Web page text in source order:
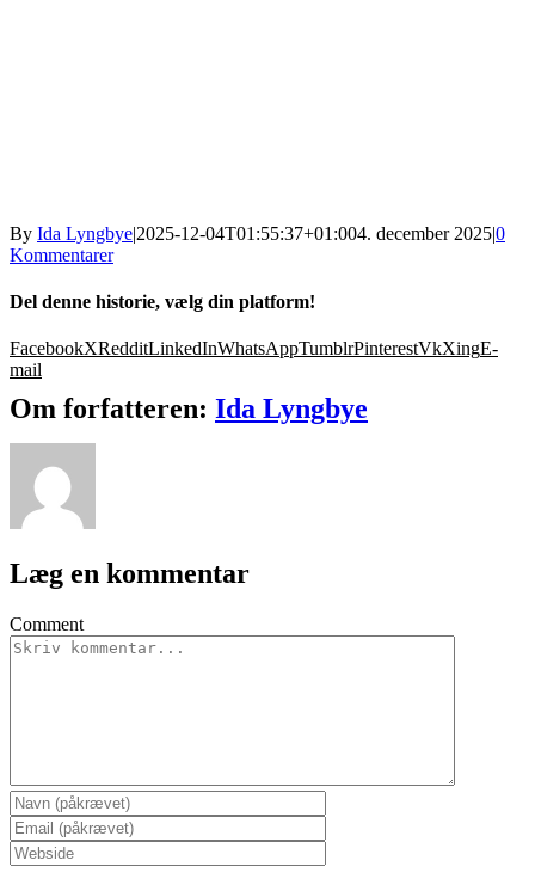
By Ida Lyngbye|2025-12-04T01:55:37+01:004. december 2025|0
Kommentarer
Del denne historie, vælg din platform!
FacebookXRedditLinkedInWhatsAppTumblrPinterestVkXingE-
mail
Om forfatteren: Ida Lyngbye
Læg en kommentar
Comment